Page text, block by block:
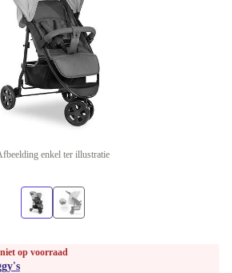
enkel ter illustratie
op voorraad